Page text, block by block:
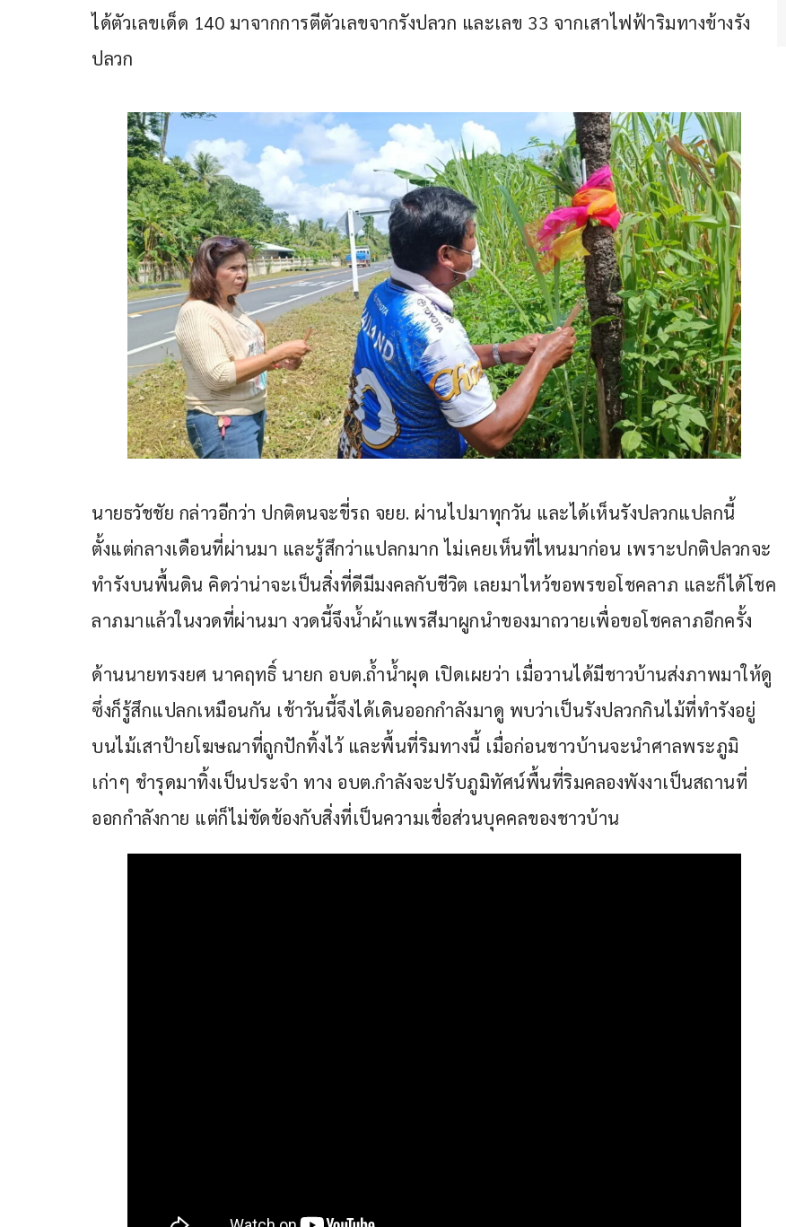
ได้ตัวเลขเด็ด 140 มาจากการตีตัวเลขจากรังปลวก และเลข 33 จากเสาไฟฟ้าริมทางข้างรัง
ปลวก
นายธวัชชัย กล่าวอีกว่า ปกติตนจะขี่รถ จยย. ผ่านไปมาทุกวัน และได้เห็นรังปลวกแปลกนี้
ตั้งแต่กลางเดือนที่ผ่านมา และรู้สึกว่าแปลกมาก ไม่เคยเห็นที่ไหนมาก่อน เพราะปกติปลวกจะ
ทำรังบนพื้นดิน คิดว่าน่าจะเป็นสิ่งที่ดีมีมงคลกับชีวิต เลยมาไหว้ขอพรขอโชคลาภ และก็ได้โชค
ลาภมาแล้วในงวดที่ผ่านมา งวดนี้จึงน้ำผ้าแพรสีมาผูกนำของมาถวายเพื่อขอโชคลาภอีกครั้ง
ด้านนายทรงยศ นาคฤทธิ์ นายก อบต.ถ้ำน้ำผุด เปิดเผยว่า เมื่อวานได้มีชาวบ้านส่งภาพมาให้ดู
ซึ่งก็รู้สึกแปลกเหมือนกัน เช้าวันนี้จึงได้เดินออกกำลังมาดู พบว่าเป็นรังปลวกกินไม้ที่ทำรังอยู่
บนไม้เสาป้ายโฆษณาที่ถูกปักทิ้งไว้ และพื้นที่ริมทางนี้ เมื่อก่อนชาวบ้านจะนำศาลพระภูมิ
เก่าๆ ชำรุดมาทิ้งเป็นประจำ ทาง อบต.กำลังจะปรับภูมิทัศน์พื้นที่ริมคลองพังงาเป็นสถานที่
ออกกำลังกาย แต่ก็ไม่ขัดข้องกับสิ่งที่เป็นความเชื่อส่วนบุคคลของชาวบ้าน